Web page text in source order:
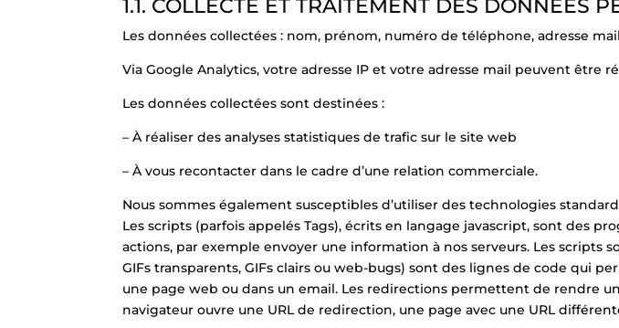
1.1. COLLECTE ET TRAITEMENT DES DONNÉES
Les données collectées : nom, prénom, numéro de téléphone, adresse
Via Google Analytics, votre adresse IP et votre adresse mail peuvent être
Les données collectées sont destinées :
– À réaliser des analyses statistiques de trafic sur le site web
– À vous recontacter dans le cadre d’une relation commerciale.
Nous sommes également susceptibles d’utiliser des technologies
Les scripts (parfois appelés Tags), écrits en langage javascript, sont des
actions, par exemple envoyer une information à nos serveurs. Les scripts
GIFs transparents, GIFs clairs ou web-bugs) sont des lignes de code qui
une page web ou dans un email. Les redirections permettent de rendre
navigateur ouvre une URL de redirection, une page avec une URL